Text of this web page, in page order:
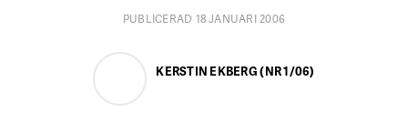
PUBLICERAD 18 JANUARI 2006
KERSTIN EKBERG (NR 1/06)